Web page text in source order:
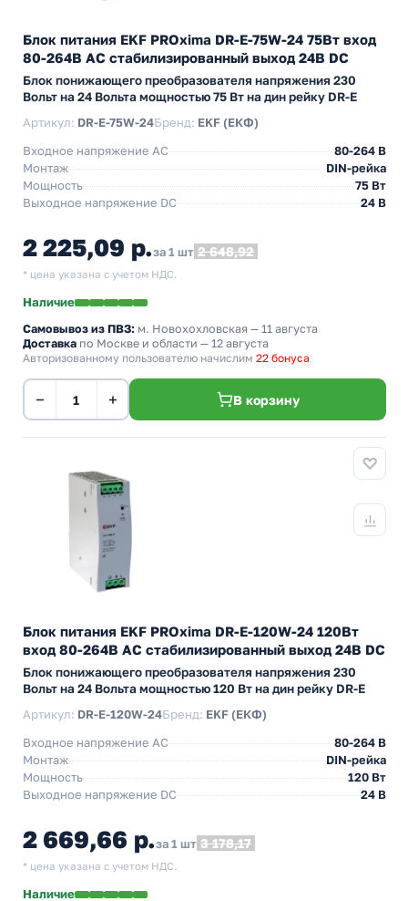
Блок питания EKF PROxima DR-E-75W-24 75Вт вход
80-264В АС стабилизированный выход 24В DC
Блок понижающего преобразователя напряжения 230
Вольт на 24 Вольта мощностью 75 Вт на дин рейку DR-E
Артикул: DR-E-75W-24Бренд: EKF (ЕКФ)
Входное напряжение AC
80-264 В
Монтаж
DIN-рейка
Мощность
75 Вт
Выходное напряжение DC
24 В
2 225,09 р.за 1 шт 2 648,92
* цена указана с учетом НДС.
Наличие
Самовывоз из ПВЗ: м. Новохохловская — 11 августа
Доставка по Москве и области — 12 августа
Авторизованному пользователю начислим 22 бонуса
− + В корзину
Блок питания EKF PROxima DR-E-120W-24 120Вт
вход 80-264В АС стабилизированный выход 24В DC
Блок понижающего преобразователя напряжения 230
Вольт на 24 Вольта мощностью 120 Вт на дин рейку DR-E
Артикул: DR-E-120W-24Бренд: EKF (ЕКФ)
Входное напряжение AC
80-264 В
Монтаж
DIN-рейка
Мощность
120 Вт
Выходное напряжение DC
24 В
2 669,66 р.за 1 шт 3 178,17
* цена указана с учетом НДС.
Наличие